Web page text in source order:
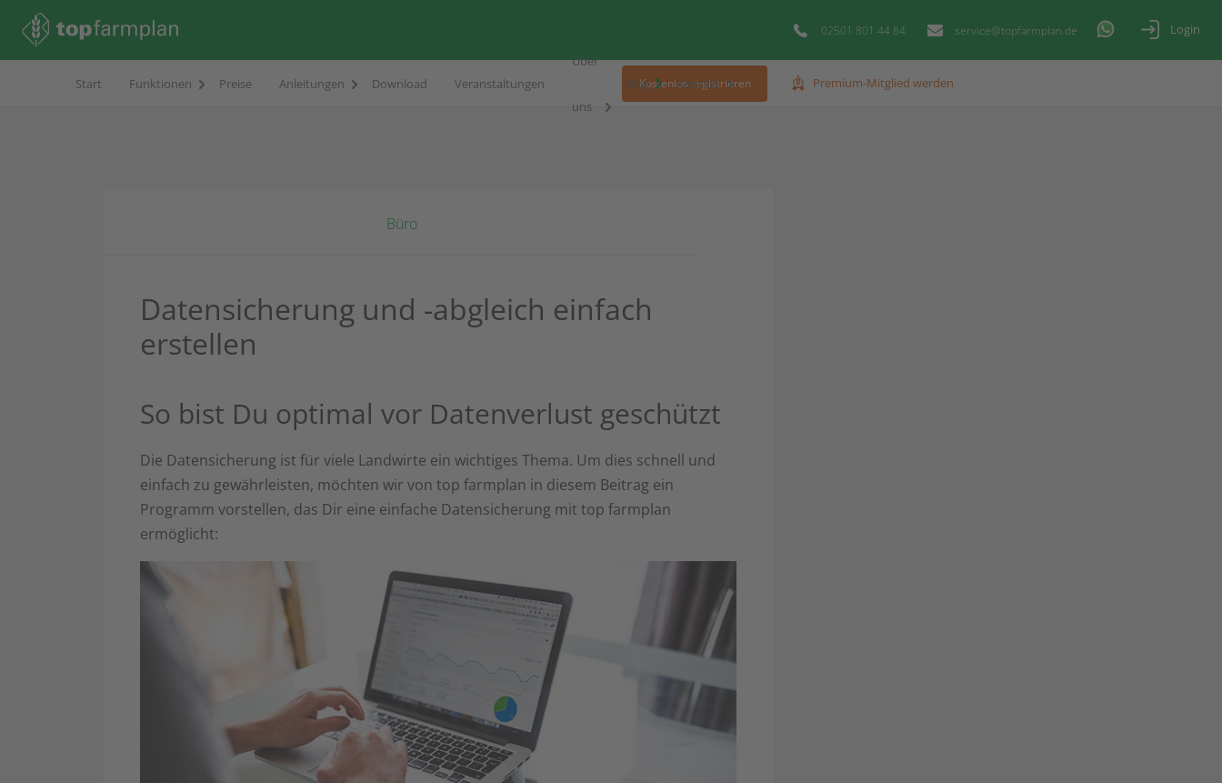
02501 801 44 84 service@topfarmplan.de Login
Start Funktionen Preise Anleitungen Download Veranstaltungen
Über
uns
Blog Kontakt
Kostenlos registrieren Premium-Mitglied werden
Büro
Datensicherung und -abgleich einfach
erstellen
So bist Du optimal vor Datenverlust geschützt
Die Datensicherung ist für viele Landwirte ein wichtiges Thema. Um dies schnell und
einfach zu gewährleisten, möchten wir von top farmplan in diesem Beitrag ein
Programm vorstellen, das Dir eine einfache Datensicherung mit top farmplan
ermöglicht: